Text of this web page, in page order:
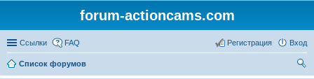
forum-actioncams.com
Ссылки FAQ Вход
Регистрация
Список форумов